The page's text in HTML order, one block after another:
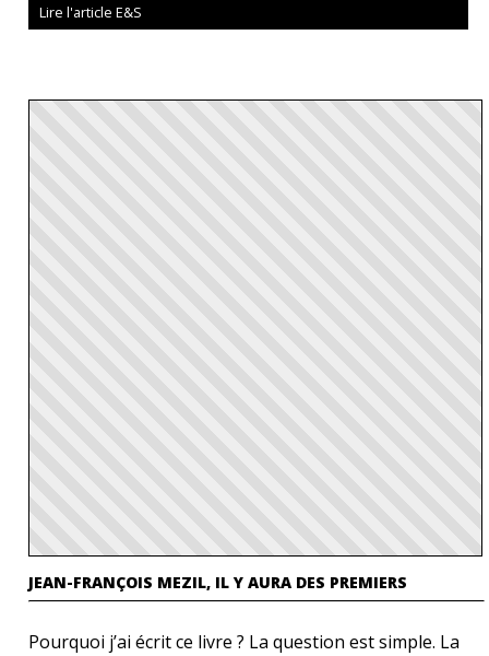
Lire l'article E&S
JEAN-FRANÇOIS MEZIL, IL Y AURA DES PREMIERS
Pourquoi j’ai écrit ce livre ? La question est simple. La